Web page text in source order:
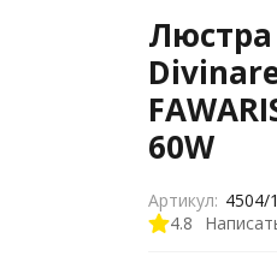
60W
4.8
Артикул: 4504/